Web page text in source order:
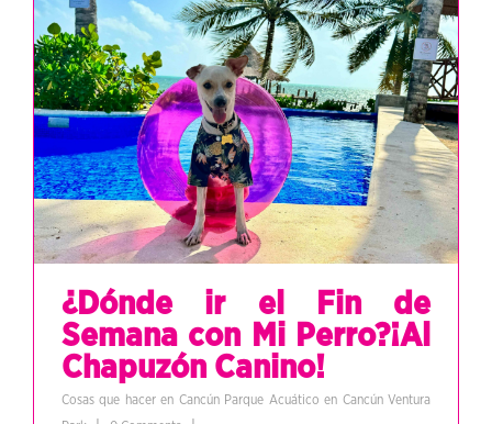
¿Dónde ir el Fin de
Semana con Mi Perro?¡Al
Chapuzón Canino!
Cosas que hacer en Cancún Parque Acuático en Cancún Ventura